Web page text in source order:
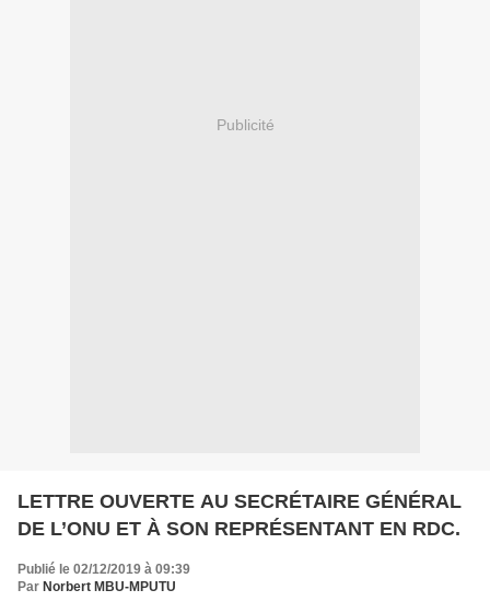
Publicité
LETTRE OUVERTE AU SECRÉTAIRE GÉNÉRAL
DE L’ONU ET À SON REPRÉSENTANT EN RDC.
Publié le 02/12/2019 à 09:39
Par Norbert MBU-MPUTU